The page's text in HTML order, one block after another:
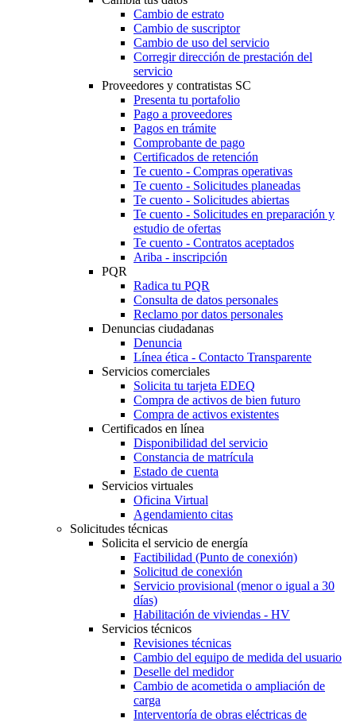
Cambio de estrato
Cambio de suscriptor
Cambio de uso del servicio
Corregir dirección de prestación del
servicio
Proveedores y contratistas SC
Presenta tu portafolio
Pago a proveedores
Pagos en trámite
Comprobante de pago
Certificados de retención
Te cuento - Compras operativas
Te cuento - Solicitudes planeadas
Te cuento - Solicitudes abiertas
Te cuento - Solicitudes en preparación y
estudio de ofertas
Te cuento - Contratos aceptados
Ariba - inscripción
PQR
Radica tu PQR
Consulta de datos personales
Reclamo por datos personales
Denuncias ciudadanas
Denuncia
Línea ética - Contacto Transparente
Servicios comerciales
Solicita tu tarjeta EDEQ
Compra de activos de bien futuro
Compra de activos existentes
Certificados en línea
Disponibilidad del servicio
Constancia de matrícula
Estado de cuenta
Servicios virtuales
Oficina Virtual
Agendamiento citas
Solicitudes técnicas
Solicita el servicio de energía
Factibilidad (Punto de conexión)
Solicitud de conexión
Servicio provisional (menor o igual a 30
días)
Habilitación de viviendas - HV
Servicios técnicos
Revisiones técnicas
Cambio del equipo de medida del usuario
Deselle del medidor
Cambio de acometida o ampliación de
carga
Interventoría de obras eléctricas de